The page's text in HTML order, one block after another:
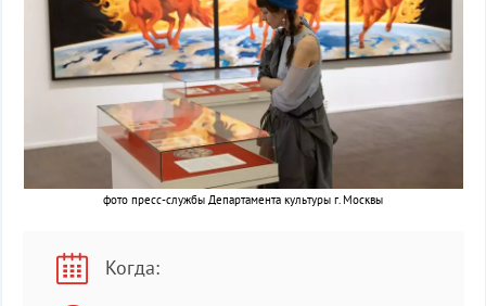
фото пресс-службы Департамента культуры г. Москвы
Когда: